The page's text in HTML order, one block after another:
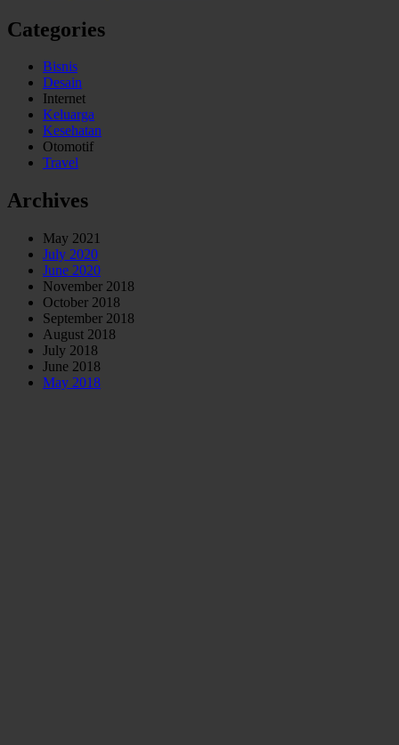
Categories
Bisnis
Desain
Internet
Keluarga
Kesehatan
Otomotif
Travel
Archives
May 2021
July 2020
June 2020
November 2018
October 2018
September 2018
August 2018
July 2018
June 2018
May 2018